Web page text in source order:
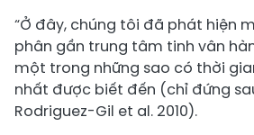
“Ở đây, chúng tôi đã phát hiện
phân gần trung tâm tinh vân
một trong những sao có thời
nhất được biết đến (chỉ đứng
Rodriguez-Gil et al. 2010).